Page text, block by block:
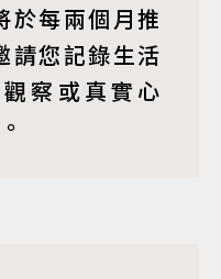
於每兩個月推
請您記錄生活
察或真實心